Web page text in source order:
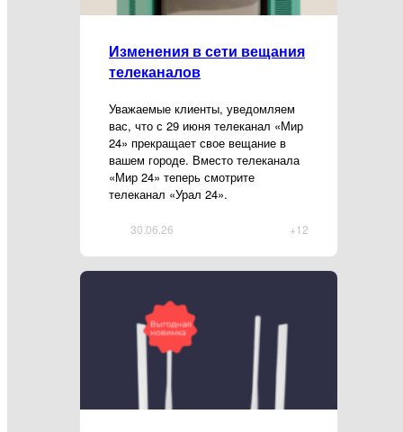
Изменения в сети вещания
телеканалов
Уважаемые клиенты, уведомляем
вас, что с 29 июня телеканал «Мир
24» прекращает свое вещание в
вашем городе. Вместо телеканала
«Мир 24» теперь смотрите
телеканал «Урал 24».
+12
30.06.26